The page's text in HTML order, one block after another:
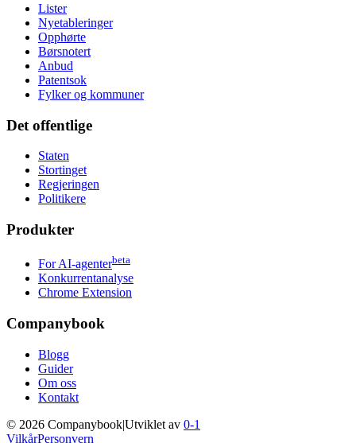
Lister
Nyetableringer
Opphørte
Børsnotert
Anbud
Patentsok
Fylker og kommuner
Det offentlige
Staten
Stortinget
Regjeringen
Politikere
Produkter
For AI-agenterbeta
Konkurrentanalyse
Chrome Extension
Companybook
Blogg
Guider
Om oss
Kontakt
© 2026 Companybook|Utviklet av 0-1
VilkårPersonvern